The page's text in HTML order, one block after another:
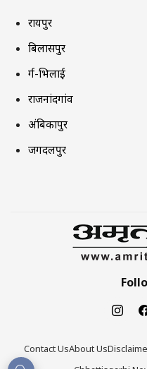
रायपुर
बिलासपुर
दुर्ग-भिलाई
राजनांदगांव
अंबिकापुर
जगदलपुर
Contact UsAbout Us